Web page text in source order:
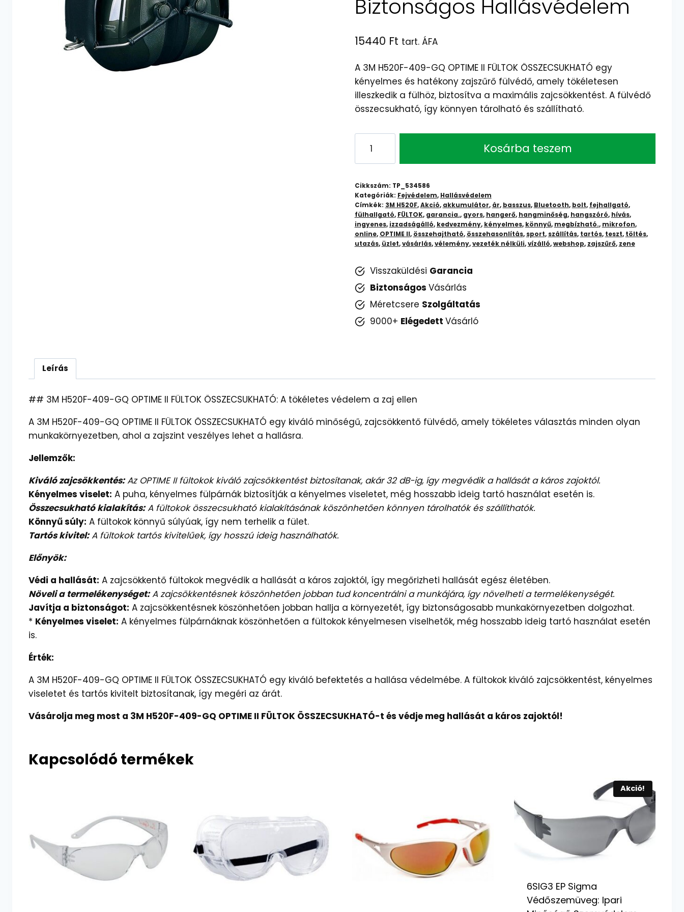
Biztonságos Hallásvédelem
15440 Ft tart. ÁFA
A 3M H520F-409-GQ OPTIME II FÜLTOK ÖSSZECSUKHATÓ egy
kényelmes és hatékony zajszűrő fülvédő, amely tökéletesen
illeszkedik a fülhöz, biztosítva a maximális zajcsökkentést. A fülvédő
összecsukható, így könnyen tárolható és szállítható.
Optime
II
Fültok
Összecsukható:
Kényelmes
és
Biztonságos
Hallásvédelem
Kosárba teszem
Cikkszám: TP_534586
Kategóriák: Fejvédelem, Hallásvédelem
Címkék: 3M H520F,Akció, akkumulátor, ár, basszus, Bluetooth, bolt, fejhallgató,
fülhallgató, FÜLTOK, garancia., gyors, hangerő, hangminőség, hangszóró, hívás,
ingyenes, izzadságálló, kedvezmény, kényelmes, könnyű, megbízható., mikrofon,
online, OPTIME II, összehajtható, összehasonlítás, sport, szállítás, tartós, teszt, töltés,
utazás, üzlet,vásárlás,vélemény,vezeték nélküli,vízálló,webshop, zajszűrő, zene
Visszaküldési Garancia
Biztonságos Vásárlás
Méretcsere Szolgáltatás
9000+ Elégedett Vásárló
Leírás
## 3M H520F-409-GQ OPTIME II FÜLTOK ÖSSZECSUKHATÓ: A tökéletes védelem a zaj ellen
A 3M H520F-409-GQ OPTIME II FÜLTOK ÖSSZECSUKHATÓ egy kiváló minőségű, zajcsökkentő fülvédő, amely tökéletes választás minden olyan
munkakörnyezetben, ahol a zajszint veszélyes lehet a hallásra.
Jellemzők:
Kiváló zajcsökkentés:Az OPTIME II fültokok kiváló zajcsökkentést biztosítanak, akár 32 dB-ig, így megvédik a hallását a káros zajoktól.
Kényelmes viselet: A puha, kényelmes fülpárnák biztosítják a kényelmes viseletet, még hosszabb ideig tartó használat esetén is.
Összecsukható kialakítás:A fültokok összecsukható kialakításának köszönhetően könnyen tárolhatók és szállíthatók.
Könnyű súly: A fültokok könnyű súlyúak, így nem terhelik a fület.
Tartós kivitel:A fültokok tartós kivitelűek, így hosszú ideig használhatók.
Előnyök:
Védi a hallását: A zajcsökkentő fültokok megvédik a hallását a káros zajoktól, így megőrizheti hallását egész életében.
Növeli a termelékenységet:A zajcsökkentésnek köszönhetően jobban tud koncentrálni a munkájára, így növelheti a termelékenységét.
Javítja a biztonságot: A zajcsökkentésnek köszönhetően jobban hallja a környezetét, így biztonságosabb munkakörnyezetben dolgozhat.
* Kényelmes viselet: A kényelmes fülpárnáknak köszönhetően a fültokok kényelmesen viselhetők, még hosszabb ideig tartó használat esetén
is.
Érték:
A 3M H520F-409-GQ OPTIME II FÜLTOK ÖSSZECSUKHATÓ egy kiváló befektetés a hallása védelmébe. A fültokok kiváló zajcsökkentést, kényelmes
viseletet és tartós kivitelt biztosítanak, így megéri az árát.
Vásárolja meg most a 3M H520F-409-GQ OPTIME II FÜLTOK ÖSSZECSUKHATÓ-t és védje meg hallását a káros zajoktól!
Kapcsolódó termékek
Akció!
6SIG3 EP Sigma
Védőszemüveg: Ipari